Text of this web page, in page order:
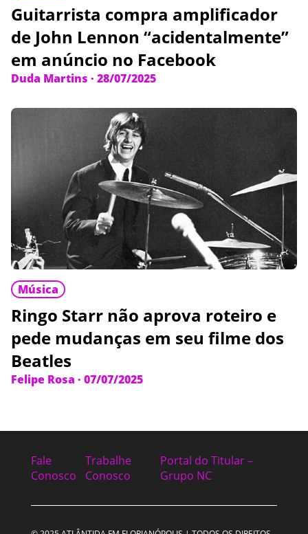
Guitarrista compra amplificador
de John Lennon “acidentalmente”
em anúncio no Facebook
Duda Martins · 28/07/2025
Música
Ringo Starr não aprova roteiro e
pede mudanças em seu filme dos
Beatles
Felipe Rosa · 07/07/2025
Fale
Conosco
Trabalhe
Conosco
Portal do Titular –
Grupo NC